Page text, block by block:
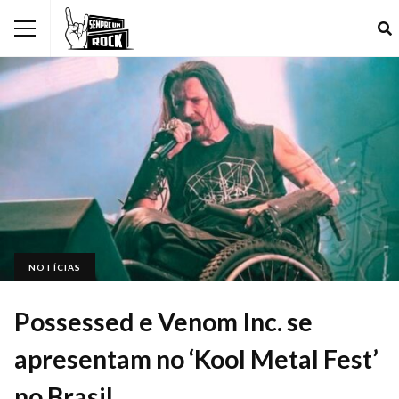
NOTÍCIAS
Possessed e Venom Inc. se
apresentam no ‘Kool Metal Fest’